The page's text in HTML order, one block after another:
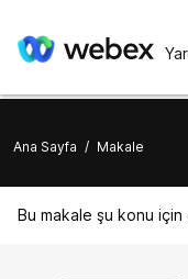
Ana Sayfa / Makale
Bu makale şu konu